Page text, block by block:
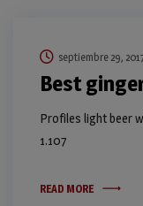
septiembre 29,
Best
Profiles light beer
1.107
READ MORE